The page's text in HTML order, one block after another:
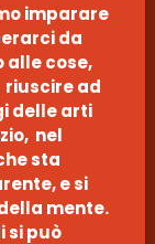
imparare
da
alle cose,
ad
delle arti
nel
sta
e si
mente.
si può